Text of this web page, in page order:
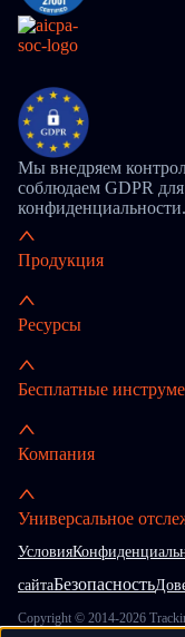
Мы внедряем
соблюдаем GDPR
конфиденциальности.
Продукция
Ресурсы
Бесплатные
Компания
Универсальное
Условия
сайтаБезопасность
Copyright © 2014-2026